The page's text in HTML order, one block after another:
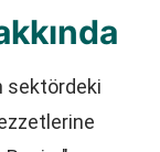
sektördeki